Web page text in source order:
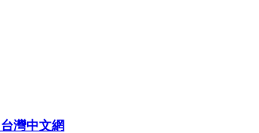
灣中文網